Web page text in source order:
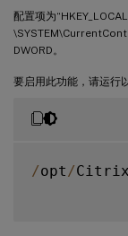
配置项为
DWORD。
要启用此功能，请运行
/opt /Citrix